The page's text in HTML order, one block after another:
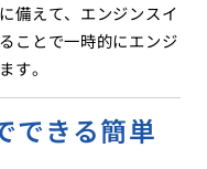
備えて、エンジンスイ
ことで一時的にエンジ
す。
できる簡単